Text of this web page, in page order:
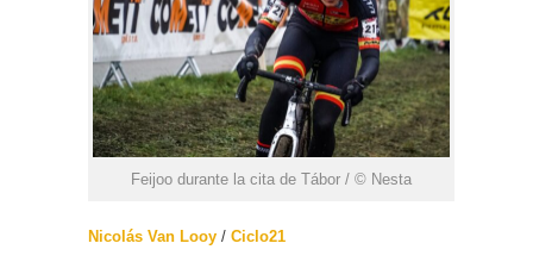
Feijoo durante la cita de Tábor / © Nesta
Nicolás Van Looy / Ciclo21